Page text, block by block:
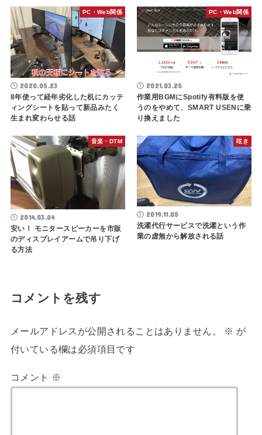
PC・Web関係
2020.05.23
8年使って経年劣化した机にカッテ
ィングシートを貼って新品みたく
生まれ変わらせる話
PC・Web関係
2021.03.25
作業用BGMにSpotify有料版を使
うのをやめて、SMART USENに乗
り換えました
音楽・DTM
2014.03.04
安い！ モニタースピーカーを市販
のディスプレイアームで吊り下げ
る方法
呟き
2019.11.05
洗濯代行サービスで洗濯という作
業の虚無から解放される話
コメントを残す
メールアドレスが公開されることはありません。 ※ が
付いている欄は必須項目です
コメント ※